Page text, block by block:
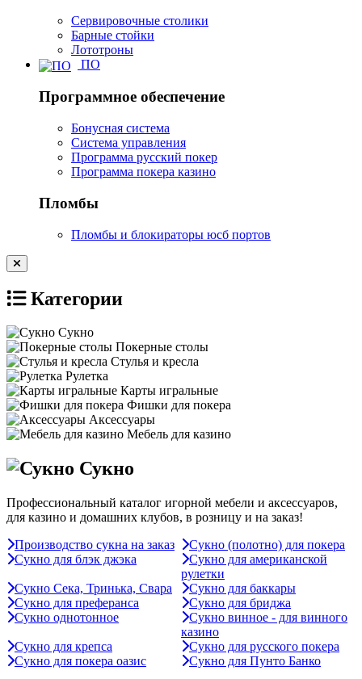
Сервировочные столики
Барные стойки
Лототроны
ПО
Программное обеспечение
Бонусная система
Система управления
Программа русский покер
Программа покера казино
Пломбы
Пломбы и блокираторы юсб портов
Категории
Сукно
Покерные столы
Стулья и кресла
Рулетка
Карты игральные
Фишки для покера
Аксессуары
Мебель для казино
Сукно
Профессиональный каталог игорной мебели и аксессуаров,
для казино и домашних клубов, в розницу и на заказ!
Производство сукна на заказ
Сукно (полотно) для покера
Сукно для блэк джэка
Сукно для американской
рулетки
Сукно Сека, Тринька, Свара
Сукно для баккары
Сукно для преферанса
Сукно для бриджа
Сукно однотонное
Сукно винное - для винного
казино
Сукно для крепса
Сукно для русского покера
Сукно для покера оазис
Сукно для Пунто Банко